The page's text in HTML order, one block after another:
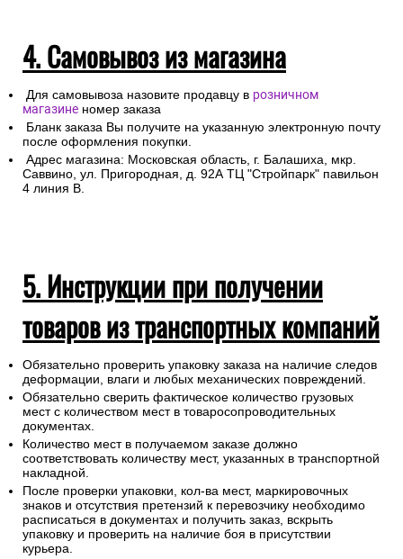
4. Самовывоз из магазина
Для самовывоза назовите продавцу в розничном
магазине номер заказа
Бланк заказа Вы получите на указанную электронную почту
после оформления покупки.
Адрес магазина: Московская область, г. Балашиха, мкр.
Саввино, ул. Пригородная, д. 92А ТЦ "Стройпарк" павильон
4 линия В.
5. Инструкции при получении
товаров из транспортных компаний
Обязательно проверить упаковку заказа на наличие следов
деформации, влаги и любых механических повреждений.
Обязательно сверить фактическое количество грузовых
мест с количеством мест в товаросопроводительных
документах.
Количество мест в получаемом заказе должно
соответствовать количеству мест, указанных в транспортной
накладной.
После проверки упаковки, кол-ва мест, маркировочных
знаков и отсутствия претензий к перевозчику необходимо
расписаться в документах и получить заказ, вскрыть
упаковку и проверить на наличие боя в присутствии
курьера.